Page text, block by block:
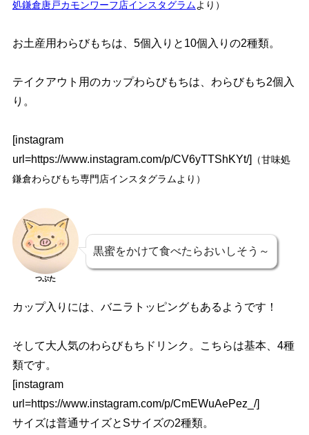
処鎌倉唐戸カモンワーフ店インスタグラムより）
お土産用わらびもちは、5個入りと10個入りの2種類。
テイクアウト用のカップわらびもちは、わらびもち2個入
り。
[instagram
url=https://www.instagram.com/p/CV6yTTShKYt/]
（甘味処
鎌倉わらびもち専門店インスタグラムより）
つぶた
黒蜜をかけて食べたらおいしそう～
カップ入りには、 バニラトッピングもあるようです！
そして大人気のわらびもちドリンク。こちらは基本、4種
類です。
[instagram
url=https://www.instagram.com/p/CmEWuAePez_/]
サイズは普通サイズとSサイズの2種類。